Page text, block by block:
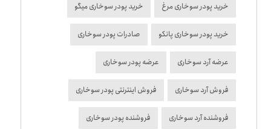
خرید پودر سوخاری مرغ خرید پودر سوخاری میگو
خرید پودر سوخاری پانکو صادرات پودر سوخاری
عرضه آرد سوخاری عرضه پودر سوخاری
فروش آرد سوخاری فروش اینترنتی پودر سوخاری
فروشنده آرد سوخاری فروشنده پودر سوخاری